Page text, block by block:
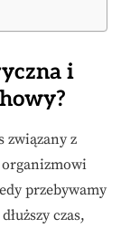
i
związany z
organizmowi
przebywamy
czas,